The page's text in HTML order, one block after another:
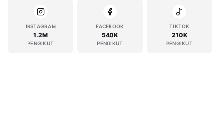
INSTAGRAM
1.2M
PENGIKUT
FACEBOOK
540K
PENGIKUT
TIKTOK
210K
PENGIKUT